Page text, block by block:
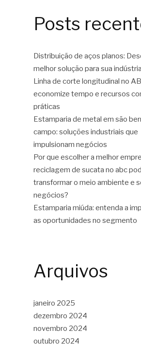
Posts
Distribuição de aços planos:
melhor solução para sua indústria
Linha de corte longitudinal no
economize tempo e recursos
práticas
Estamparia de metal em são
campo: soluções industriais que
impulsionam negócios
Por que escolher a melhor
reciclagem de sucata no abc
transformar o meio ambiente e
negócios?
Estamparia miúda: entenda a
as oportunidades no segmento
Arquivos
janeiro 2025
dezembro 2024
novembro 2024
outubro 2024